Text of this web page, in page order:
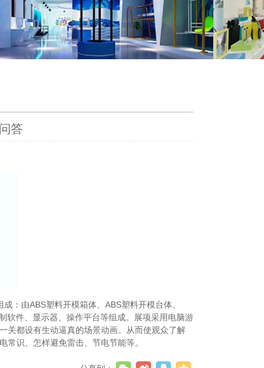
答
：由ABS塑料开模箱体、ABS塑料开模台体、
软件、显示器、操作平台等组成。展项采用电脑游
关都设有生动逼真的场景动画。从而使观众了解
常识、怎样避免雷击、节电节能等。